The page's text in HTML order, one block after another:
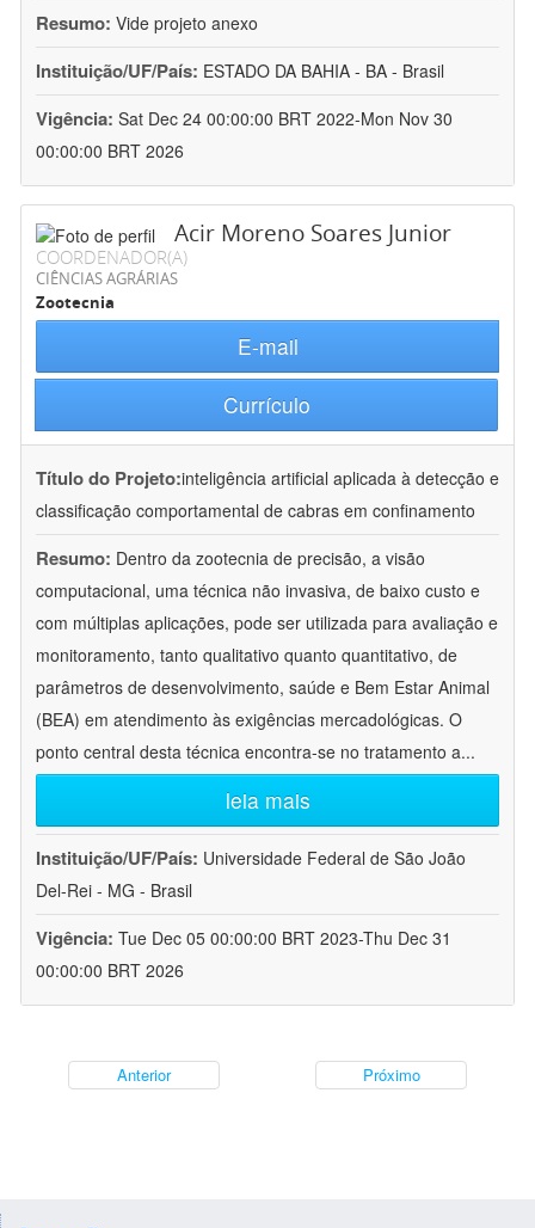
Resumo: Vide projeto anexo
Instituição/UF/País: ESTADO DA BAHIA - BA - Brasil
Vigência: Sat Dec 24 00:00:00 BRT 2022-Mon Nov 30
00:00:00 BRT 2026
Acir Moreno Soares Junior
COORDENADOR(A)
CIÊNCIAS AGRÁRIAS
Zootecnia
E-mail
Currículo
Título do Projeto:inteligência artificial aplicada à detecção e
classificação comportamental de cabras em confinamento
Resumo: Dentro da zootecnia de precisão, a visão
computacional, uma técnica não invasiva, de baixo custo e
com múltiplas aplicações, pode ser utilizada para avaliação e
monitoramento, tanto qualitativo quanto quantitativo, de
parâmetros de desenvolvimento, saúde e Bem Estar Animal
(BEA) em atendimento às exigências mercadológicas. O
ponto central desta técnica encontra-se no tratamento a...
leia mais
Instituição/UF/País: Universidade Federal de São João
Del-Rei - MG - Brasil
Vigência: Tue Dec 05 00:00:00 BRT 2023-Thu Dec 31
00:00:00 BRT 2026
Anterior Próximo